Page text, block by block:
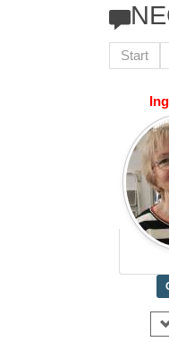
Start